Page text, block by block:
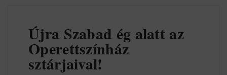
Újra Szabad ég alatt az
Operettszínház
sztárjaival!